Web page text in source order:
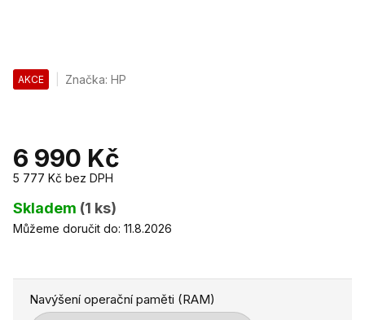
AKCE Značka:HP
6 990 Kč
5 777 Kč bez DPH
Měrná
cena:
Skladem (1 ks)
Navýšení operační paměti (RAM)
Můžeme doručit do: 11.8.2026